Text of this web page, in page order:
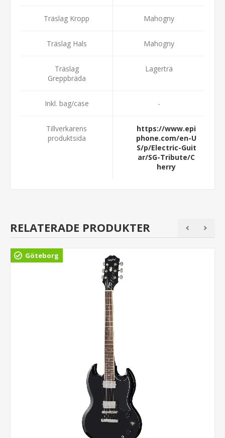
Träslag Kropp Mahogny
Träslag Hals Mahogny
Träslag
Greppbräda
Lagerträ
Inkl. bag/case -
Tillverkarens
produktsida
https://www.epi
phone.com/en-U
S/p/Electric-Guit
ar/SG-Tribute/C
herry
RELATERADE PRODUKTER
Göteborg